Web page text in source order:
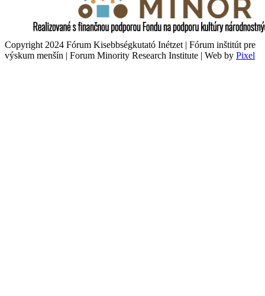
Copyright 2024 Fórum Kisebbségkutató Inétzet | Fórum inštitút pre
výskum menšín | Forum Minority Research Institute | Web by Pixel